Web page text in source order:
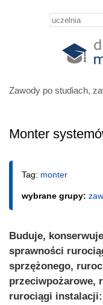
Zawody po studiach,
Monter
Tag: monter
wybrane grupy:
Buduje,
sprawności
sprzężonego,
przeciwpożarowe,
rurociągi